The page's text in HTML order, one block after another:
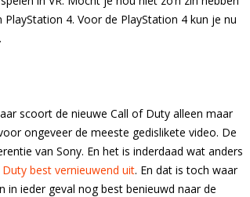
PlayStation 4. Voor de PlayStation 4 kun je nu
scoort de nieuwe Call of Duty alleen maar
ongeveer de meeste gedislikete video. De
van Sony. En het is inderdaad wat anders
best vernieuwend uit. En dat is toch waar
ieder geval nog best benieuwd naar de